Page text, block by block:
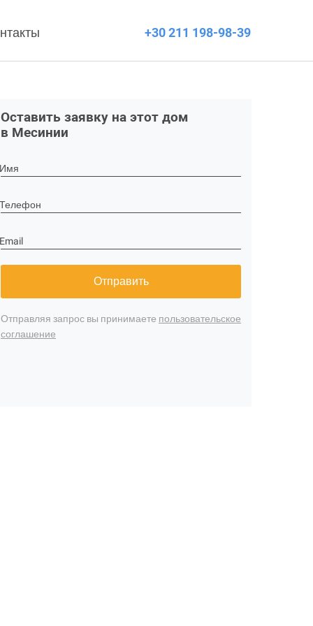
+30 211 198-98-39
Оставить заявку на этот дом
в Месинии
Имя
Телефон
Email
Отправить
Отправляя запрос вы принимаете пользовательское
соглашение